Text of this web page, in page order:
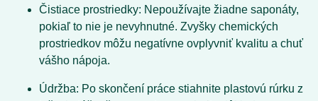
Čistiace prostriedky: Nepoužívajte žiadne saponáty,
pokiaľ to nie je nevyhnutné. Zvyšky chemických
prostriedkov môžu negatívne ovplyvniť kvalitu a chuť
vášho nápoja.
Údržba: Po skončení práce stiahnite plastovú rúrku z